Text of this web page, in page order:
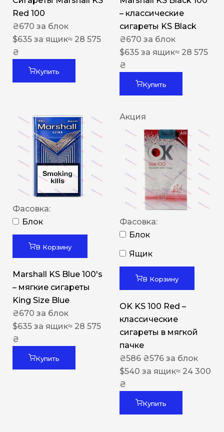
Red 100
₴670 за блок
$635 за ящик≈ 28 575
₴
Купить
– классические
сигареты KS Black
₴670 за блок
$635 за ящик≈ 28 575
₴
Купить
Фасовка:
Блок
В Корзину
Marshall KS Blue 100's
– мягкие сигареты
King Size Blue
₴670 за блок
$635 за ящик≈ 28 575
₴
Купить
Акция
Фасовка:
Блок
Ящик
В Корзину
OK KS 100 Red –
классические
сигареты в мягкой
пачке
₴586 ₴576 за блок
$540 за ящик≈ 24 300
₴
Купить